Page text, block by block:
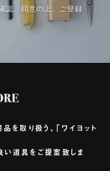
認、同意の上、ご登録
を取り扱う、「ワイヨット
道具をご提案致しま